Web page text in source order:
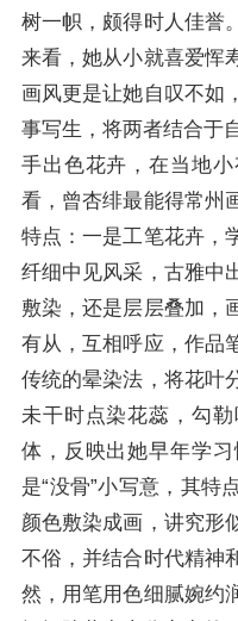
树一帜，颇得时人佳誉
来看，她从小就喜爱恽
画风更是让她自叹不如
事写生，将两者结合于
手出色花卉，在当地
看，曾杏绯最能得常州
特点：一是工笔花卉，
纤细中见风采，古雅中
敷染，还是层层叠加，
有从，互相呼应，作品
传统的晕染法，将花叶
未干时点染花蕊，勾
体，反映出她早年学
是“没骨”小写意，其特
颜色敷染成画，讲究形
不俗，并结合时代精神
然，用笔用色细腻婉约